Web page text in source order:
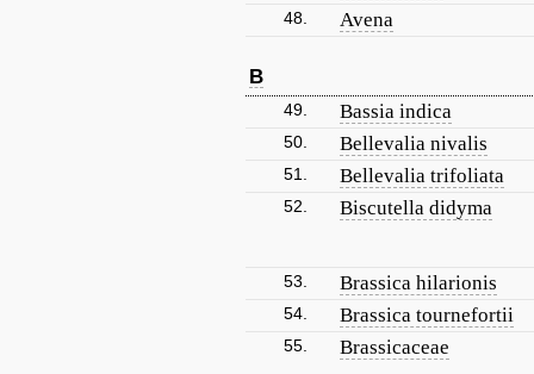
48. Avena
B
49. Bassia indica
50. Bellevalia nivalis
51. Bellevalia trifoliata
52. Biscutella didyma
53. Brassica hilarionis
54. Brassica tournefortii
55. Brassicaceae